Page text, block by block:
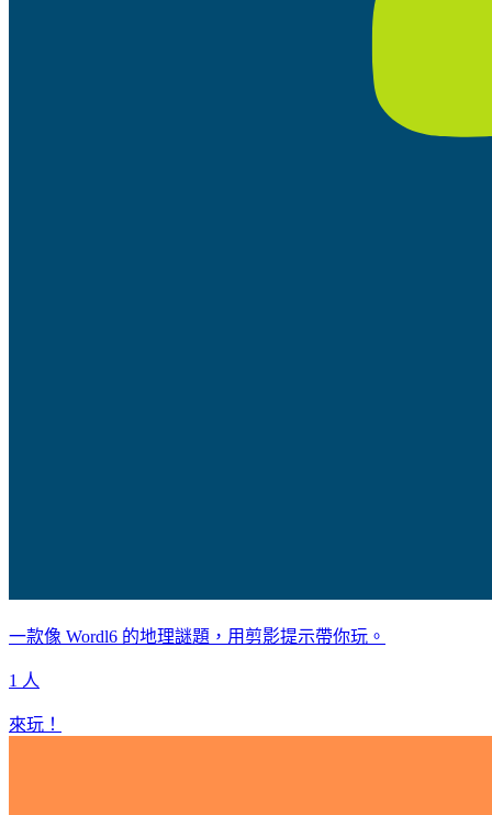
一款像 Wordl6 的地理謎題，用剪影提示帶你玩。
1 人
來玩！